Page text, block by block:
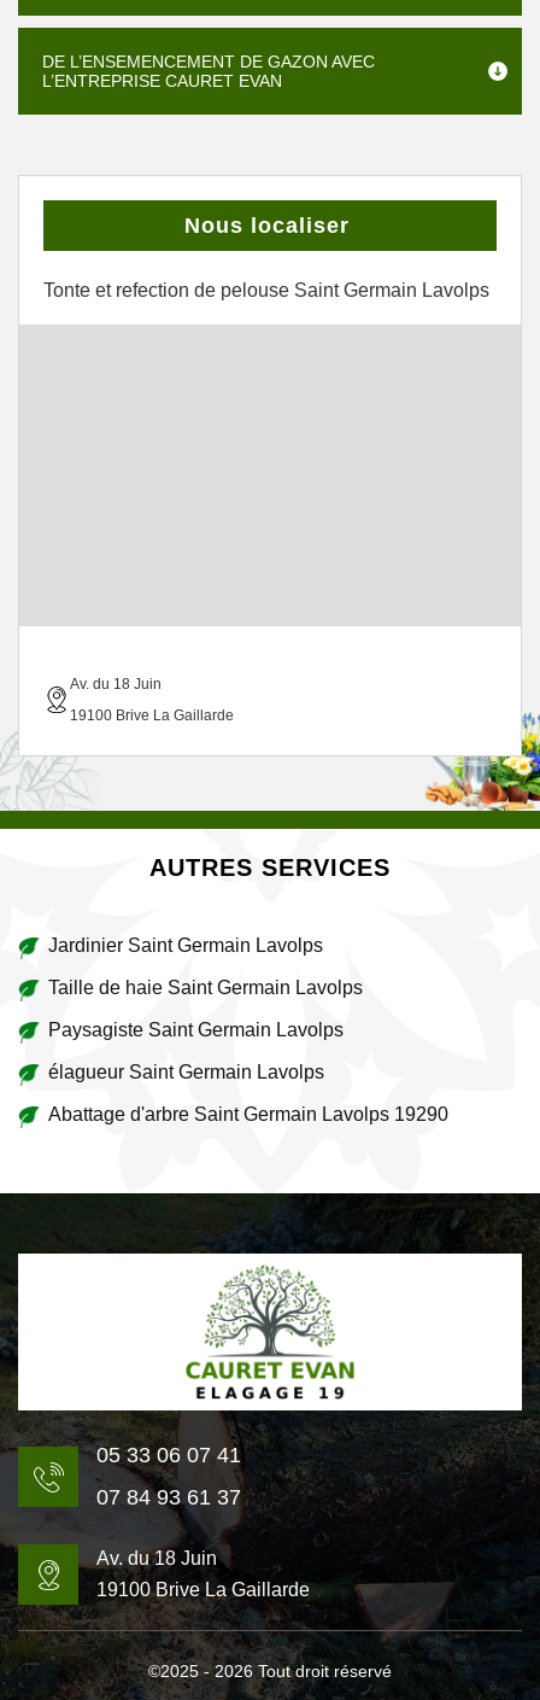
DE L’ENSEMENCEMENT DE GAZON AVEC
L’ENTREPRISE CAURET EVAN
Nous localiser
Tonte et refection de pelouse Saint Germain Lavolps
Av. du 18 Juin
19100 Brive La Gaillarde
AUTRES SERVICES
Jardinier Saint Germain Lavolps
Taille de haie Saint Germain Lavolps
Paysagiste Saint Germain Lavolps
élagueur Saint Germain Lavolps
Abattage d'arbre Saint Germain Lavolps 19290
05 33 06 07 41
07 84 93 61 37
Av. du 18 Juin
19100 Brive La Gaillarde
©2025 - 2026 Tout droit réservé